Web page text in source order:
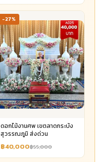
-27%
ดอกไม้งานศพ เขตลาดกระบัง
สุวรรณภูมิ ส่งด่วน
฿40,000฿55,000